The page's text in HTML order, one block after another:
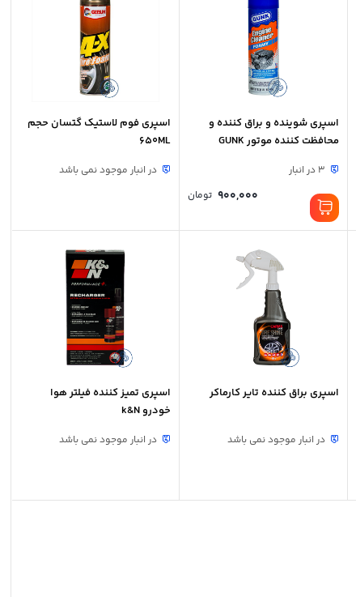
اسپری شوینده و براق کننده و
محافظت کننده موتور GUNK
3 در انبار
900,000 تومان
اسپری فوم لاستیک گتسان حجم
650ML
در انبار موجود نمی باشد
اسپری براق کننده تایر کارماکر
در انبار موجود نمی باشد
اسپری تمیز کننده فیلتر هوا
خودرو k&N
در انبار موجود نمی باشد